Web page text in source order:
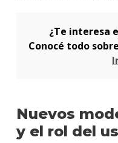
¿Te interesa
Conocé todo
Nuevos
y el rol del